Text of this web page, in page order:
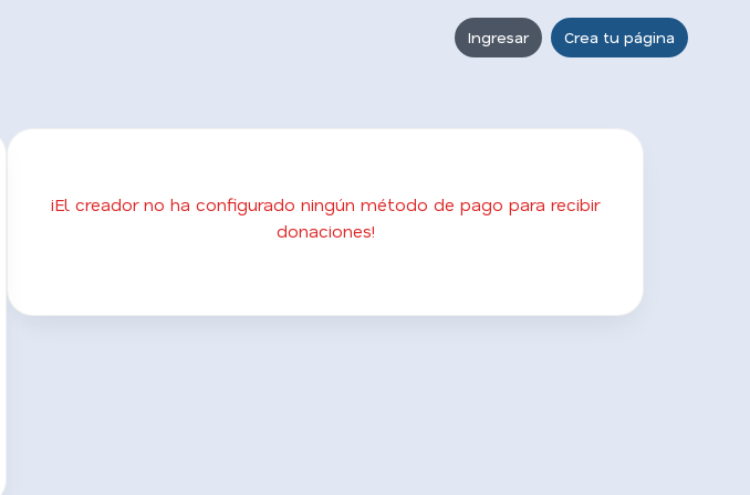
Ingresar Crea tu página
¡El creador no ha configurado ningún método de pago para recibir
donaciones!